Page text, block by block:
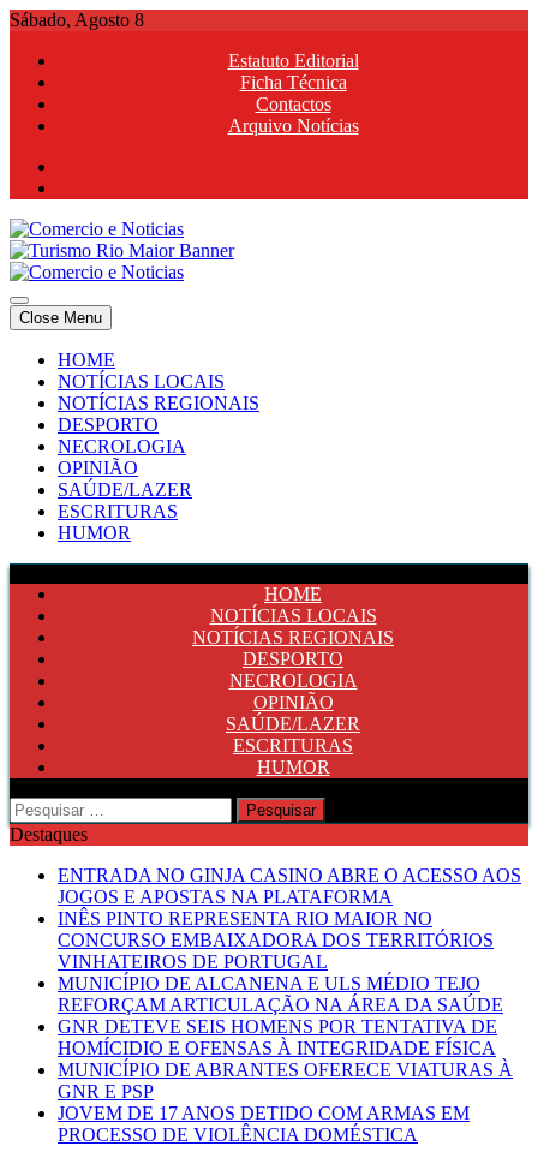
Skip
content
Sábado, Agosto 8
Estatuto Editorial
Ficha Técnica
Contactos
Arquivo Notícias
Comercio e Noticias
Notícias e Publicidade Online
Comercio e Noticias
Notícias e Publicidade Online
Close Menu
HOME
NOTÍCIAS LOCAIS
NOTÍCIAS REGIONAIS
DESPORTO
NECROLOGIA
OPINIÃO
SAÚDE/LAZER
ESCRITURAS
HUMOR
HOME
NOTÍCIAS LOCAIS
NOTÍCIAS REGIONAIS
DESPORTO
NECROLOGIA
OPINIÃO
SAÚDE/LAZER
ESCRITURAS
HUMOR
Pesquisar
por:
Destaques
ENTRADA NO GINJA CASINO ABRE O ACESSO AOS
JOGOS E APOSTAS NA PLATAFORMA
INÊS PINTO REPRESENTA RIO MAIOR NO
CONCURSO EMBAIXADORA DOS TERRITÓRIOS
VINHATEIROS DE PORTUGAL
MUNICÍPIO DE ALCANENA E ULS MÉDIO TEJO
REFORÇAM ARTICULAÇÃO NA ÁREA DA SAÚDE
GNR DETEVE SEIS HOMENS POR TENTATIVA DE
HOMÍCIDIO E OFENSAS À INTEGRIDADE FÍSICA
MUNICÍPIO DE ABRANTES OFERECE VIATURAS À
GNR E PSP
JOVEM DE 17 ANOS DETIDO COM ARMAS EM
PROCESSO DE VIOLÊNCIA DOMÉSTICA